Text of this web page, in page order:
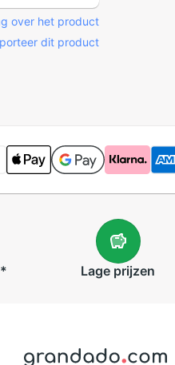
over het product
dit product
* Lage prijzen